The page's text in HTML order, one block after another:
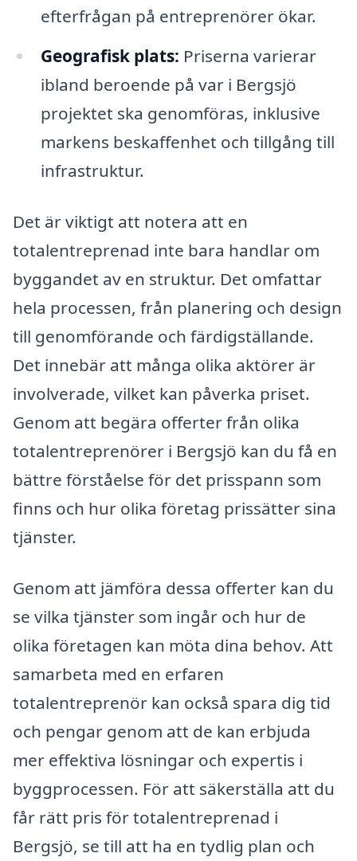
efterfrågan på entreprenörer ökar.
Geografisk plats: Priserna varierar
ibland beroende på var i Bergsjö
projektet ska genomföras, inklusive
markens beskaffenhet och tillgång till
infrastruktur.
Det är viktigt att notera att en
totalentreprenad inte bara handlar om
byggandet av en struktur. Det omfattar
hela processen, från planering och design
till genomförande och färdigställande.
Det innebär att många olika aktörer är
involverade, vilket kan påverka priset.
Genom att begära offerter från olika
totalentreprenörer i Bergsjö kan du få en
bättre förståelse för det prisspann som
finns och hur olika företag prissätter sina
tjänster.
Genom att jämföra dessa offerter kan du
se vilka tjänster som ingår och hur de
olika företagen kan möta dina behov. Att
samarbeta med en erfaren
totalentreprenör kan också spara dig tid
och pengar genom att de kan erbjuda
mer effektiva lösningar och expertis i
byggprocessen. För att säkerställa att du
får rätt pris för totalentreprenad i
Bergsjö, se till att ha en tydlig plan och